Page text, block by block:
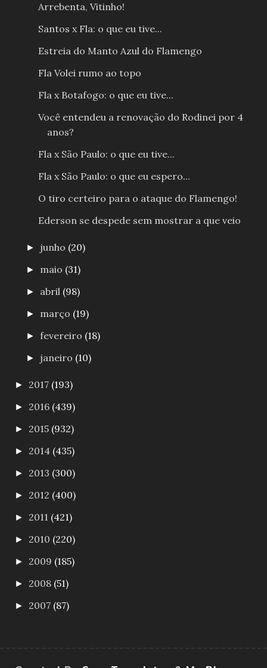
Arrebenta, Vitinho!
Santos x Fla: o que eu tive...
Estreia do Manto Azul do Flamengo
Fla Volei rumo ao topo
Fla x Botafogo: o que eu tive...
Você entendeu a renovação do Rodinei por 4
anos?
Fla x São Paulo: o que eu tive...
Fla x São Paulo: o que eu espero...
O tiro certeiro para o ataque do Flamengo!
Ederson se despede sem mostrar a que veio
► junho (20)
► maio (31)
► abril (98)
► março (19)
►fevereiro (18)
► janeiro (10)
► 2017 (193)
► 2016 (439)
► 2015 (932)
► 2014 (435)
► 2013 (300)
► 2012 (400)
► 2011 (421)
► 2010 (220)
► 2009 (185)
► 2008 (51)
► 2007 (87)